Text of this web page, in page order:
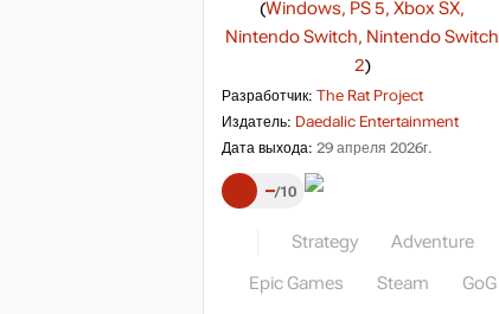
(Windows, PS 5, Xbox SX,
Nintendo Switch, Nintendo Switch
2)
Разработчик: The Rat Project
Издатель: Daedalic Entertainment
Дата выхода: 29 апреля 2026г.
– 10
Strategy Adventure
Epic Games Steam GoG